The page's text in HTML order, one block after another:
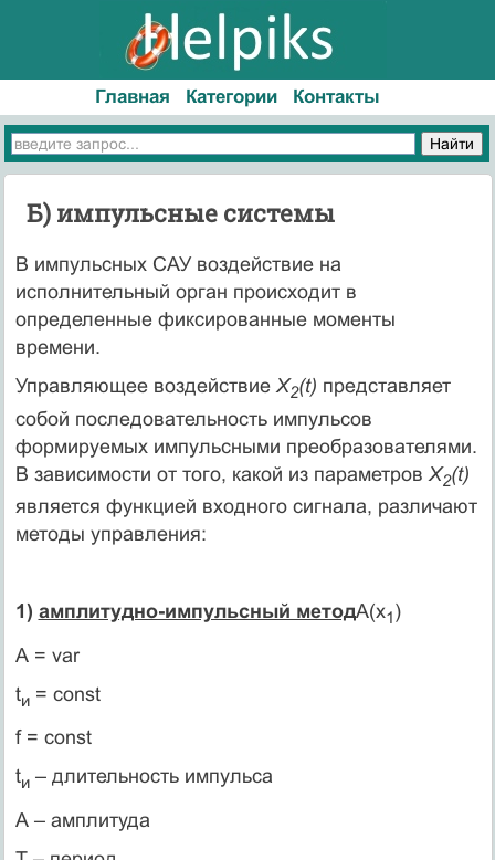
Главная Категории Контакты
Б) импульсные системы
В импульсных САУ воздействие на
исполнительный орган происходит в
определенные фиксированные моменты
времени.
Управляющее воздействие X2(t) представляет
собой последовательность импульсов
формируемых импульсными преобразователями.
В зависимости от того, какой из параметров X2(t)
является функцией входного сигнала, различают
методы управления:
1) амплитудно-импульсный методА(x1)
А = var
tи= const
f = const
tи– длительность импульса
А – амплитуда